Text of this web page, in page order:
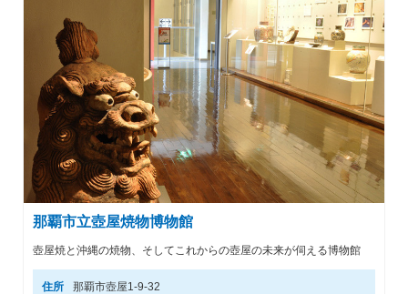
那覇市立壺屋焼物博物館
壺屋焼と沖縄の焼物、そしてこれからの壺屋の未来が伺える博物館
住所
那覇市壺屋1-9-32